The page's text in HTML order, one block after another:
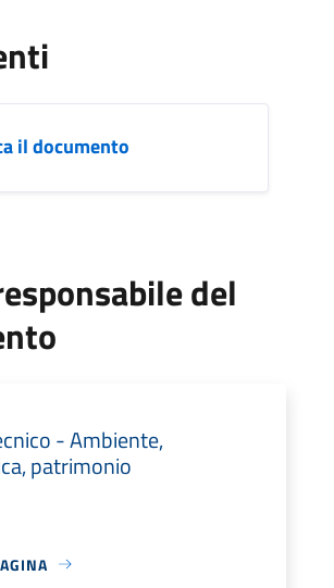
il documento
del
- Ambiente,
patrimonio